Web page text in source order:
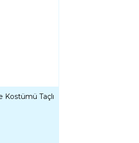
Kostümü Taçlı